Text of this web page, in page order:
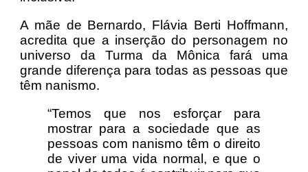
A mãe de Bernardo, Flávia Berti Hoffmann,
acredita que a inserção do personagem no
universo da Turma da Mônica fará uma
grande diferença para todas as pessoas que
têm nanismo.
“Temos que nos esforçar para
mostrar para a sociedade que as
pessoas com nanismo têm o direito
de viver uma vida normal, e que o